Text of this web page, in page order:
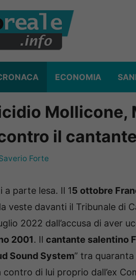
ECONOMIA
Mollicone,
il
Forte
a parte lesa. Il 15 ottobre
veste davanti il Tribunale di
2022 dall’accusa di aver
2001. Il cantante salentino
Sound System” tra
contro di lui proprio dall’ex